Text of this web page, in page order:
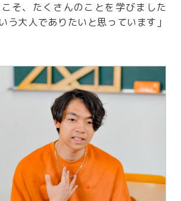
そ、たくさんのことを学びました
う大人でありたいと思っています」